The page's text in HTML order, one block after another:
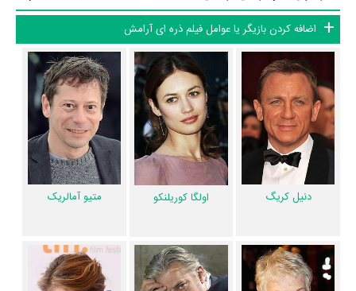
از نظر تاریخچه فعالیت کارگردان و بازیگران فیلم ذره ای آرامش نیز آمارها و
نکات جذابی را می‌توان بیان کرد. براساس آمارها فیلم ذره ای آرامش به طور
متوسط فعالیت 11ام بازیگران این اثر است. براساس امتیاز مردم فیلم ذره ای
آرامش بهترین اثرجما آرترتون وJesús Ochoaو یکی از 4 اثر شاخص
Fernando Guillén Cuervo در حرفه بازیگری محسوب می‌شود.
براساس امتیاز مردم فیلم ذره ای آرامش یکی از 4 اثر شاخص
مارک فورستردر
حرفه کارگردانی محسوب می‌شود.
فیلم ذره ای آرامش براساس امتیاز مردم به آثار یکی از 4 اثر شاخص
نیل
در حرفه نویسندگی محسوب می‌شود.
تجربه کرده‌اند، در واقع در ذره ای آرامش 2 فیلم اولی بوده‌اند:
آناتولی تاوبمان
روری کینیار.
اضافه کردن بازیگر یا عوامل فیلم ذره ای آرامش
دنیل کریگ اولگا کوریلنکو متیو آمالریک